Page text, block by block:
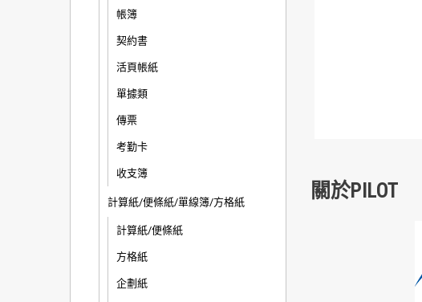
帳簿
契約書
活頁帳紙
單據類
傳票
考勤卡
收支簿
計算紙/便條紙/單線簿/方格紙
計算紙/便條紙
方格紙
企劃紙
關於PILOT